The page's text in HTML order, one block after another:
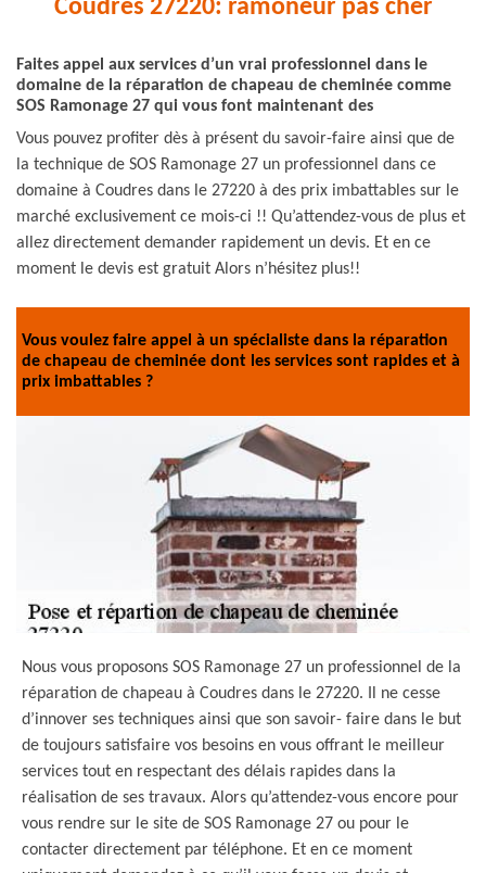
Coudres 27220: ramoneur pas cher
Faites appel aux services d’un vrai professionnel dans le
domaine de la réparation de chapeau de cheminée comme
SOS Ramonage 27 qui vous font maintenant des
Vous pouvez profiter dès à présent du savoir-faire ainsi que de
la technique de SOS Ramonage 27 un professionnel dans ce
domaine à Coudres dans le 27220 à des prix imbattables sur le
marché exclusivement ce mois-ci !! Qu’attendez-vous de plus et
allez directement demander rapidement un devis. Et en ce
moment le devis est gratuit Alors n’hésitez plus!!
Vous voulez faire appel à un spécialiste dans la réparation
de chapeau de cheminée dont les services sont rapides et à
prix imbattables ?
Nous vous proposons SOS Ramonage 27 un professionnel de la
réparation de chapeau à Coudres dans le 27220. Il ne cesse
d’innover ses techniques ainsi que son savoir- faire dans le but
de toujours satisfaire vos besoins en vous offrant le meilleur
services tout en respectant des délais rapides dans la
réalisation de ses travaux. Alors qu’attendez-vous encore pour
vous rendre sur le site de SOS Ramonage 27 ou pour le
contacter directement par téléphone. Et en ce moment